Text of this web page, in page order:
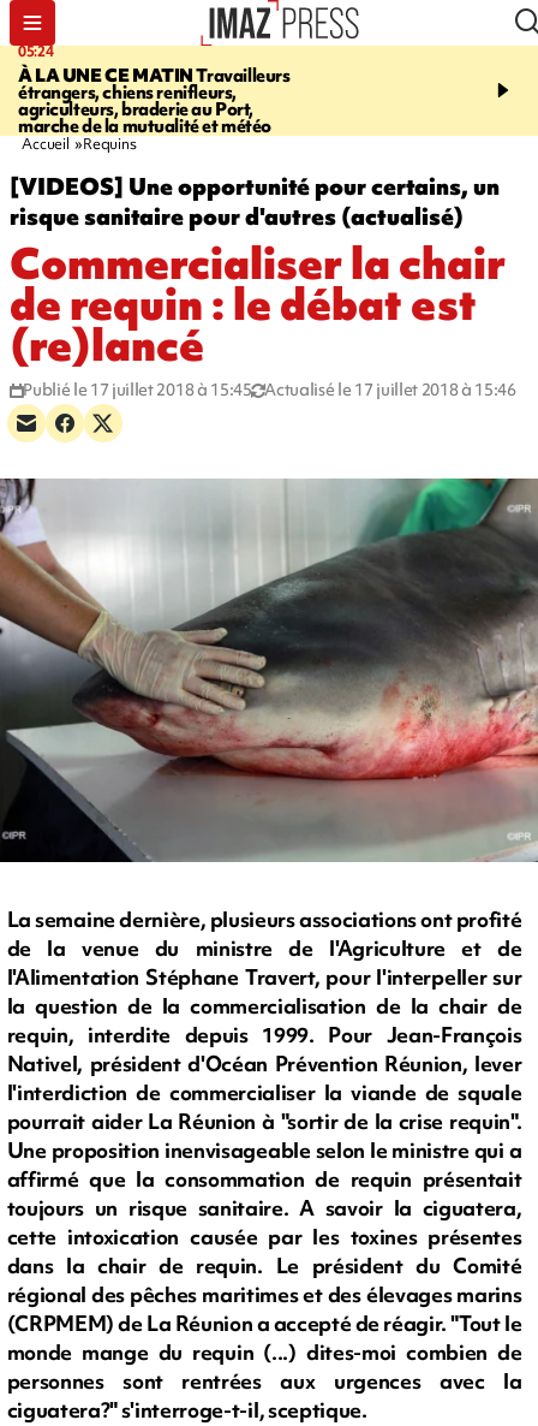
05:24
À LA UNE CE MATINTravailleurs
étrangers, chiens renifleurs,
agriculteurs, braderie au Port,
marche de la mutualité et météo
07:05
mobilisés pour traquer
Accueil Requins
[VIDEOS] Une opportunité pour certains, un
risque sanitaire pour d'autres (actualisé)
Commercialiser la chair
de requin : le débat est
(re)lancé
Publié le 17 juillet 2018 à 15:45 Actualisé le 17 juillet 2018 à 15:46
La semaine dernière, plusieurs associations ont profité
de la venue du ministre de l'Agriculture et de
l'Alimentation Stéphane Travert, pour l'interpeller sur
la question de la commercialisation de la chair de
requin, interdite depuis 1999. Pour Jean-François
Nativel, président d'Océan Prévention Réunion, lever
l'interdiction de commercialiser la viande de squale
pourrait aider La Réunion à "sortir de la crise requin".
Une proposition inenvisageable selon le ministre qui a
affirmé que la consommation de requin présentait
toujours un risque sanitaire. A savoir la ciguatera,
cette intoxication causée par les toxines présentes
dans la chair de requin. Le président du Comité
régional des pêches maritimes et des élevages marins
(CRPMEM) de La Réunion a accepté de réagir. "Tout le
monde mange du requin (...) dites-moi combien de
personnes sont rentrées aux urgences avec la
ciguatera?" s'interroge-t-il, sceptique.